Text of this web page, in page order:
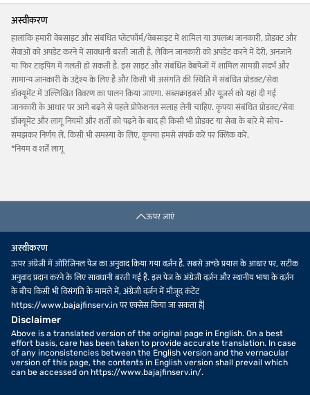
अस्वीकरण
हालांकि हमारी वेबसाइट और संबंधित प्लेटफॉर्म/वेबसाइट में शामिल या उपलब्ध जानकारी, प्रोडक्ट और
सेवाओं को अपडेट करने में सावधानी बरती जाती है, लेकिन जानकारी को अपडेट करने में देरी, अनजाने
या फिर टाइपिंग में गलती हो सकती है. इस साइट और संबंधित वेबपेजों में शामिल सामग्री संदर्भ और
सामान्य जानकारी के उद्देश्य के लिए है और किसी भी असंगति की स्थिति में संबंधित प्रोडक्ट/सेवा
डॉक्यूमेंट में उल्लिखित विवरण का पालन किया जाएगा. सब्सक्राइबर्स और यूज़र्स को यहां दी गई
जानकारी के आधार पर आगे बढ़ने से पहले प्रोफेशनल सलाह लेनी चाहिए. कृपया संबंधित प्रोडक्ट/सेवा
डॉक्यूमेंट और लागू नियमों और शर्तों को पढ़ने के बाद ही किसी भी प्रोडक्ट या सेवा के बारे में सोच-
समझकर निर्णय लें. किसी भी समस्या के लिए, कृपया हमसे संपर्क करें पर क्लिक करें.
*नियम व शर्तें लागू
ऊपर जाएं
अस्वीकरण
ऊपर अंग्रेजी में ओरिजिनल पेज का अनुवाद किया गया वर्ज़न है. सबसे अच्छे प्रयास के आधार पर, सटीक
अनुवाद प्रदान करने के लिए सावधानी बरती गई है. इस पेज के अंग्रेजी वर्ज़न और स्थानीय भाषा के वर्ज़न
के बीच किसी भी विसंगति के मामले में, अंग्रेजी वर्ज़न में मौजूद कंटेंट
https://www.bajajfinserv.in पर एक्सेस किया जा सकता है|
Disclaimer
Above is a translated version of the original page in English. On a best
effort basis, care has been taken to provide accurate translation. In case
of any inconsistencies between the English version and the vernacular
version of this page, the contents in English version shall prevail which
can be accessed on https://www.bajajfinserv.in/.